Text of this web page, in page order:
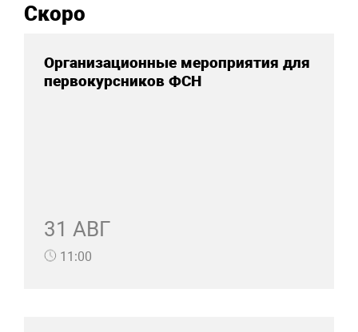
Скоро
Организационные мероприятия для
первокурсников ФСН
31 АВГ
11:00